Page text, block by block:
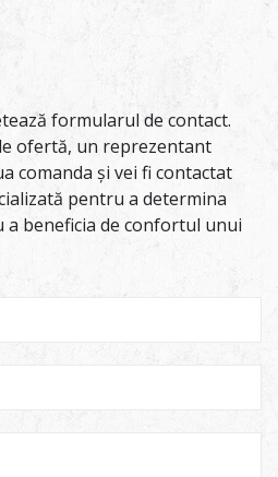
formularul de contact.
ofertă, un reprezentant
comanda și vei fi contactat
pentru a determina
beneficia de confortul unui